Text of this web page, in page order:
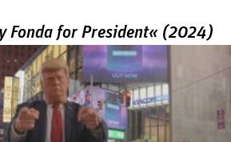
Fonda for President« (2024)